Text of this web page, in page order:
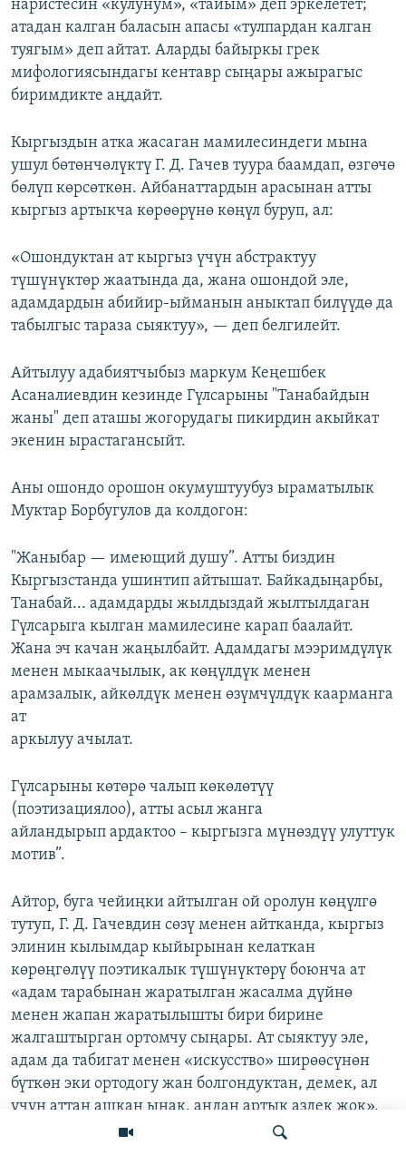
наристесин «кулунум», «тайым» деп эркелетет;
атадан калган баласын апасы «тулпардан калган
туягым» деп айтат. Аларды байыркы грек
мифологиясындагы кентавр сыңары ажырагыс
биримдикте аңдайт.
Кыргыздын атка жасаган мамилесиндеги мына
ушул бөтөнчөлүктү Г. Д. Гачев туура баамдап, өзгөчө
бөлүп көрсөткөн. Айбанаттардын арасынан атты
кыргыз артыкча көрөөрүнө көңүл буруп, ал:
«Ошондуктан ат кыргыз үчүн абстрактуу
түшүнүктөр жаатында да, жана ошондой эле,
адамдардын абийир-ыйманын аныктап билүүдө да
табылгыс тараза сыяктуу», — деп белгилейт.
Айтылуу адабиятчыбыз маркум Кеңешбек
Асаналиевдин кезинде Гүлсарыны "Танабайдын
жаны" деп аташы жогорудагы пикирдин акыйкат
экенин ырастагансыйт.
Аны ошондо орошон окумуштуубуз ыраматылык
Муктар Борбугулов да колдогон:
"Жаныбар — имеющий душу”. Атты биздин
Кыргызстанда ушинтип айтышат. Байкадыңарбы,
Танабай... адамдарды жылдыздай жылтылдаган
Гүлсарыга кылган мамилесине карап баалайт.
Жана эч качан жаңылбайт. Адамдагы мээримдүлүк
менен мыкаачылык, ак көңүлдүк менен
арамзалык, айкөлдүк менен өзүмчүлдүк каарманга
ат
аркылуу ачылат.
Гүлсарыны көтөрө чалып көкөлөтүү
(поэтизациялоо), атты асыл жанга
айландырып ардактоо – кыргызга мүнөздүү улуттук
мотив”.
Айтор, буга чейиңки айтылган ой оролун көңүлгө
тутуп, Г. Д. Гачевдин сөзү менен айтканда, кыргыз
элинин кылымдар кыйырынан келаткан
көрөңгөлүү поэтикалык түшүнүктөрү боюнча ат
«адам тарабынан жаратылган жасалма дүйнө
менен жапан жаратылышты бири бирине
жалгаштырган ортомчу сыңары. Ат сыяктуу эле,
адам да табигат менен «искусство» ширөөсүнөн
бүткөн эки ортодогу жан болгондуктан, демек, ал
үчүн аттан ашкан ынак, андан артык аздек жок».